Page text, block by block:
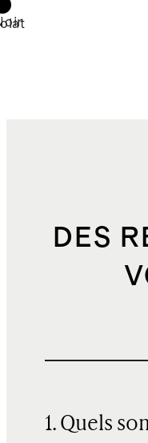
DES
1. Quels